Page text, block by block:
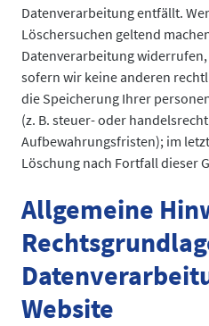
Datenverarbeitung entfällt.
Löschersuchen geltend
Datenverarbeitung
sofern wir keine anderen
die Speicherung Ihrer
(z. B. steuer- oder
Aufbewahrungsfristen); im
Löschung nach Fortfall dieser
Allgemeine
Website